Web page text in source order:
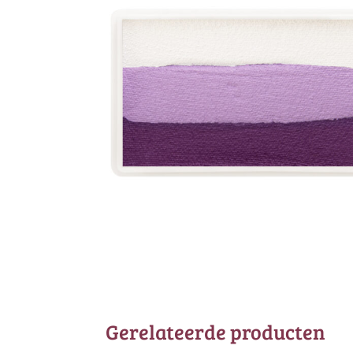
Gerelateerde producten